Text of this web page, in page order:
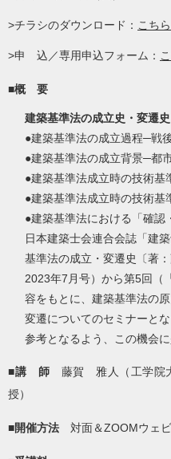
>チラシのダウンロード： こちら
>申 込／専用申込フォーム：
■概 要
建築基準法の成立史・変遷史
●建築基準法の成立過程─戦
●建築基準法の成立背景─都
●建築基準法成立時の技術
●建築基準法成立時の技術基
●建築基準法における「確認
日本建築士会連合会誌「建
基準法の成立・変遷史〔著
2023年7月号）から第5回（
容をもとに、建築基準法の
変遷についてのセミナーと
参考となるよう、この機会
■講 師 藤賀 雅人（工学院
授）
■開催方法 対面＆ZOOMウェ